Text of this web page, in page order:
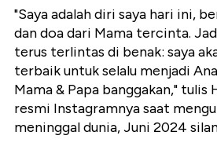
"Saya adalah diri saya hari ini,
dan doa dari Mama tercinta.
terus terlintas di benak: saya
terbaik untuk selalu menjadi
Mama & Papa banggakan,"
resmi Instagramnya saat
meninggal dunia, Juni 2024